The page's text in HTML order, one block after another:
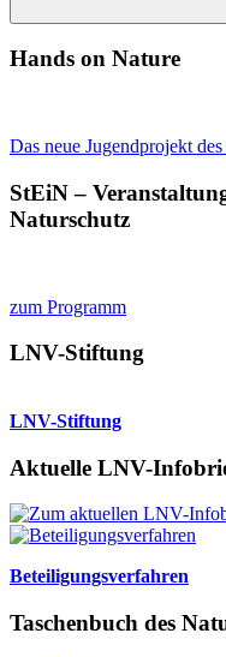
Hands on Nature
Das neue Jugendprojekt
StEiN –
Naturschutz
zum Programm
LNV-Stiftung
LNV-Stiftung
Aktuelle LNV-
Beteiligungsverfahren
Taschenbuch des